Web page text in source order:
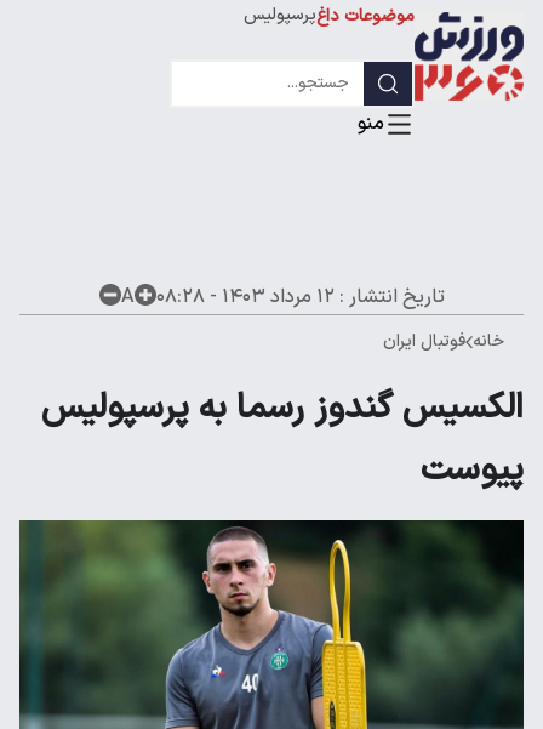
موضوعات داغپرسپولیس
لیگ قهرمانان
تاریخ انتشار : ۱۲ مرداد ۱۴۰۳ - ۰۸:۲۸ A
خانه فوتبال ایران
الکسیس گندوز رسما به پرسپولیس
پیوست